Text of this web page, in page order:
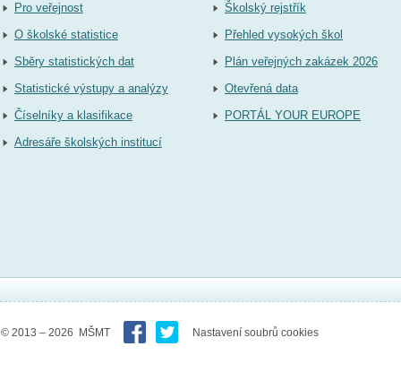
Pro veřejnost
O školské statistice
Sběry statistických dat
Statistické výstupy a analýzy
Číselníky a klasifikace
Adresáře školských institucí
Školský rejstřík
Přehled vysokých škol
Plán veřejných zakázek 2026
Otevřená data
PORTÁL YOUR EUROPE
© 2013 – 2026 MŠMT Nastavení soubrů cookies